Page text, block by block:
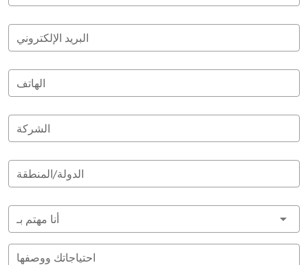
البريد الإلكتروني
الهاتف
الشركة
الدولة/المنطقة
أنا مهتم بـ
احتياجاتك ووصفها